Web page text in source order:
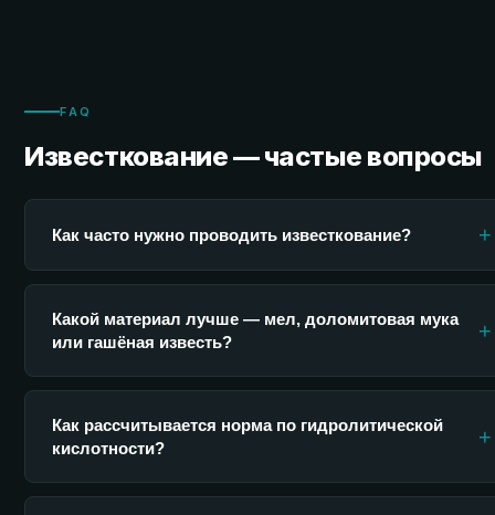
FAQ
Известкование — частые вопросы
Как часто нужно проводить известкование? +
Какой материал лучше — мел, доломитовая мука
или гашёная известь?
+
Как рассчитывается норма по гидролитической
кислотности?
+